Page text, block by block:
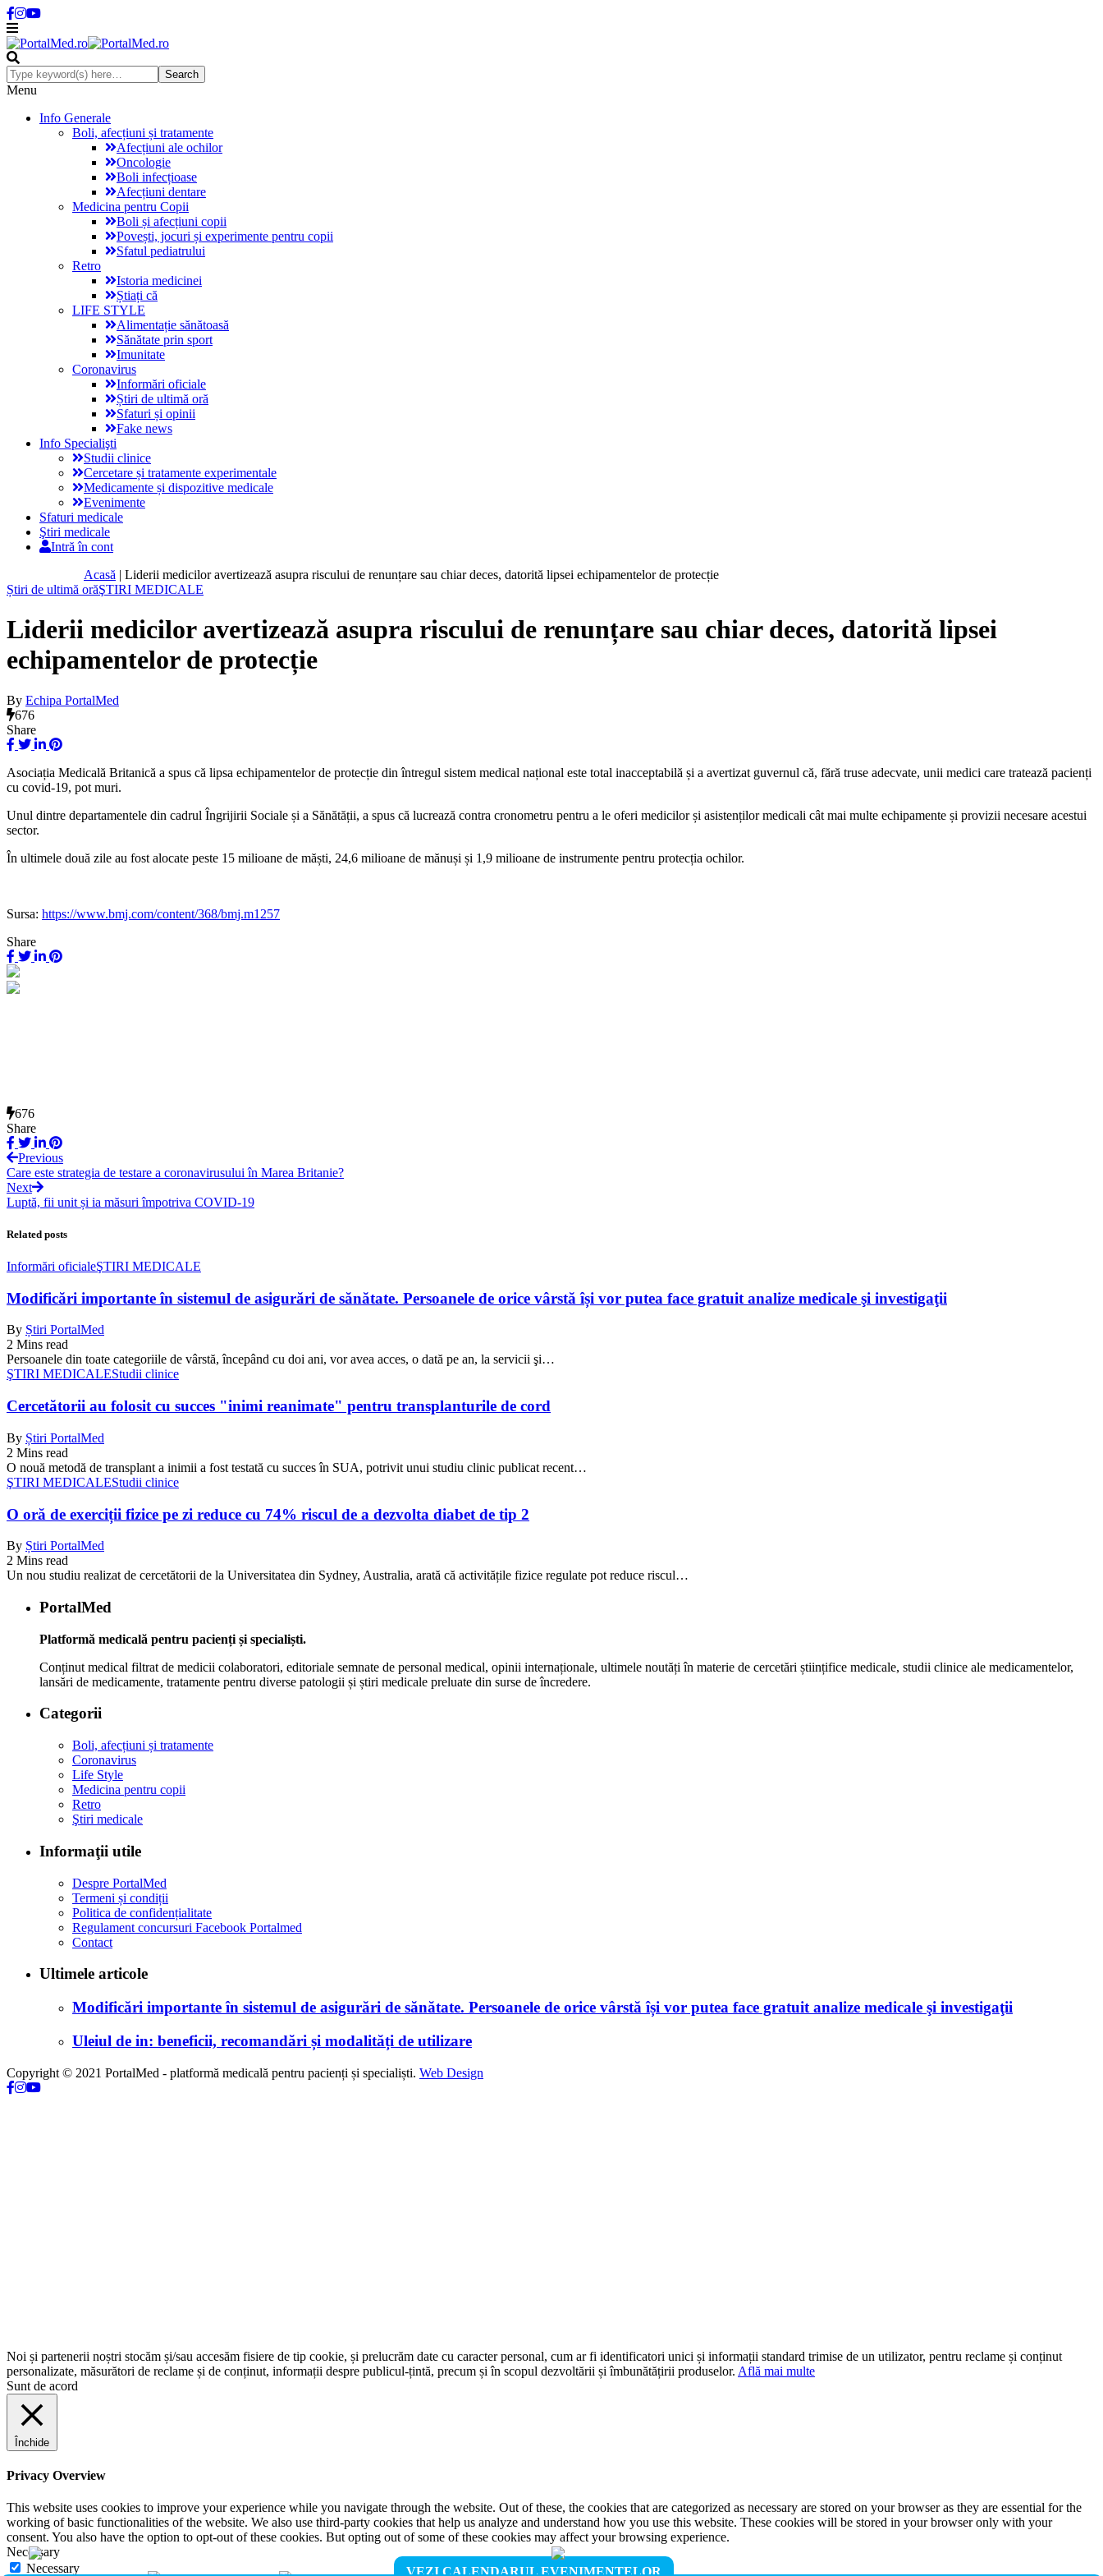
Menu
Info Generale
Boli, afecțiuni și tratamente
Afecțiuni ale ochilor
Oncologie
Boli infecțioase
Afecțiuni dentare
Medicina pentru Copii
Boli și afecțiuni copii
Povești, jocuri și experimente pentru copii
Sfatul pediatrului
Retro
Istoria medicinei
Știați că
LIFE STYLE
Alimentație sănătoasă
Sănătate prin sport
Imunitate
Coronavirus
Informări oficiale
Știri de ultimă oră
Sfaturi și opinii
Fake news
Info Specialişti
Studii clinice
Cercetare și tratamente experimentale
Medicamente și dispozitive medicale
Evenimente
Sfaturi medicale
Ştiri medicale
Intră în cont
Acasă | Liderii medicilor avertizează asupra riscului de renunțare sau chiar deces, datorită lipsei echipamentelor de protecție
Știri de ultimă orăŞTIRI MEDICALE
Liderii medicilor avertizează asupra riscului de renunțare sau chiar deces, datorită lipsei
echipamentelor de protecție
By Echipa PortalMed
676
Share
Asociația Medicală Britanică a spus că lipsa echipamentelor de protecție din întregul sistem medical național este total inacceptabilă și a avertizat guvernul că, fără truse adecvate, unii medici care tratează pacienți
cu covid-19, pot muri.
Unul dintre departamentele din cadrul Îngrijirii Sociale și a Sănătății, a spus că lucrează contra cronometru pentru a le oferi medicilor și asistenților medicali cât mai multe echipamente și provizii necesare acestui
sector.
În ultimele două zile au fost alocate peste 15 milioane de măști, 24,6 milioane de mănuși și 1,9 milioane de instrumente pentru protecția ochilor.
Sursa: https://www.bmj.com/content/368/bmj.m1257
Share
VEZI CALENDARUL EVENIMENTELOR
676
Share
Previous
Care este strategia de testare a coronavirusului în Marea Britanie?
Next
Luptă, fii unit și ia măsuri împotriva COVID-19
Related posts
Informări oficialeŞTIRI MEDICALE
Modificări importante în sistemul de asigurări de sănătate. Persoanele de orice vârstă își vor putea face gratuit analize medicale şi investigaţii
By Știri PortalMed
2 Mins read
Persoanele din toate categoriile de vârstă, începând cu doi ani, vor avea acces, o dată pe an, la servicii şi…
ŞTIRI MEDICALEStudii clinice
Cercetătorii au folosit cu succes "inimi reanimate" pentru transplanturile de cord
By Știri PortalMed
2 Mins read
O nouă metodă de transplant a inimii a fost testată cu succes în SUA, potrivit unui studiu clinic publicat recent…
ŞTIRI MEDICALEStudii clinice
O oră de exerciții fizice pe zi reduce cu 74% riscul de a dezvolta diabet de tip 2
By Știri PortalMed
2 Mins read
Un nou studiu realizat de cercetătorii de la Universitatea din Sydney, Australia, arată că activitățile fizice regulate pot reduce riscul…
PortalMed
Platformă medicală pentru pacienți și specialiști.
Conținut medical filtrat de medicii colaboratori, editoriale semnate de personal medical, opinii internaționale, ultimele noutăți în materie de cercetări științifice medicale, studii clinice ale medicamentelor,
lansări de medicamente, tratamente pentru diverse patologii și știri medicale preluate din surse de încredere.
Categorii
Boli, afecțiuni și tratamente
Coronavirus
Life Style
Medicina pentru copii
Retro
Ştiri medicale
Informaţii utile
Despre PortalMed
Termeni și condiții
Politica de confidențialitate
Regulament concursuri Facebook Portalmed
Contact
Ultimele articole
Modificări importante în sistemul de asigurări de sănătate. Persoanele de orice vârstă își vor putea face gratuit analize medicale şi investigaţii
Uleiul de in: beneficii, recomandări și modalități de utilizare
Copyright © 2021 PortalMed - platformă medicală pentru pacienți și specialiști. Web Design
Noi și partenerii noștri stocăm și/sau accesăm fisiere de tip cookie, și prelucrăm date cu caracter personal, cum ar fi identificatori unici și informații standard trimise de un utilizator, pentru reclame și conținut
personalizate, măsurători de reclame și de conținut, informații despre publicul-țintă, precum și în scopul dezvoltării și îmbunătățirii produselor. Află mai multe
Sunt de acord
Închide
Privacy Overview
This website uses cookies to improve your experience while you navigate through the website. Out of these, the cookies that are categorized as necessary are stored on your browser as they are essential for the
working of basic functionalities of the website. We also use third-party cookies that help us analyze and understand how you use this website. These cookies will be stored in your browser only with your
consent. You also have the option to opt-out of these cookies. But opting out of some of these cookies may affect your browsing experience.
Necessary
Necessary